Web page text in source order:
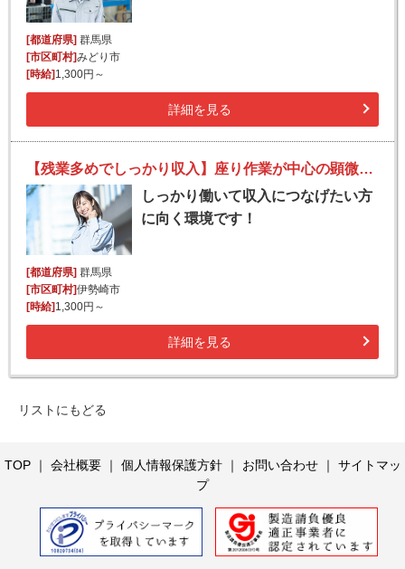
[都道府県]群馬県
[市区町村]みどり市
[時給]1,300円～
詳細を見る
【残業多めでしっかり収入】座り作業が中心の顕微鏡を使った検査業務
しっかり働いて収入につなげたい方
に向く環境です！
[都道府県] 群馬県
[市区町村]伊勢崎市
[時給] 1,300円～
詳細を見る
リストにもどる
TOP｜ 会社概要｜ 個人情報保護方針｜ お問い合わせ｜ サイトマッ
プ